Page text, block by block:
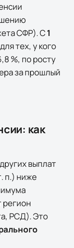
СФР). С1
тех, у кого
%, по росту
за прошлый
как
выплат
п.) ниже
регион
РСД). Это